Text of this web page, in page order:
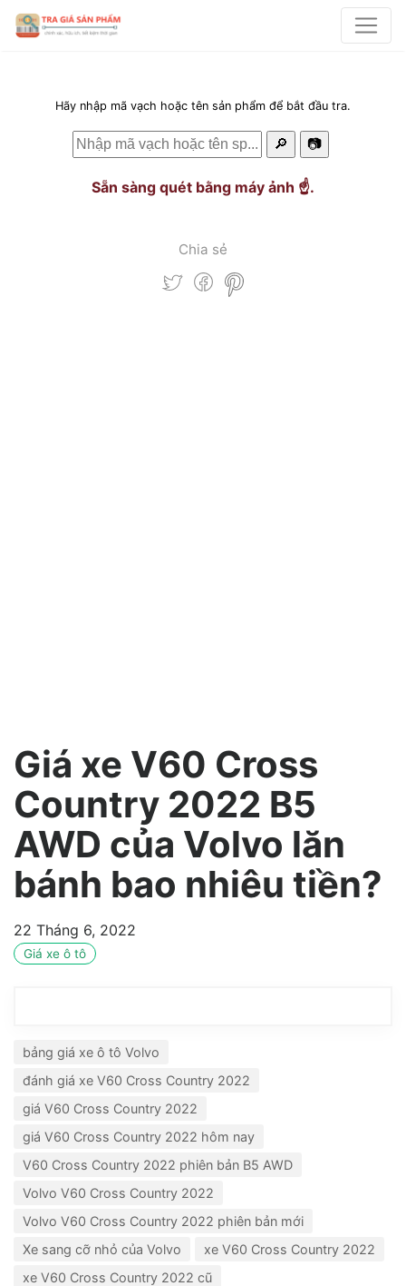
Hãy nhập mã vạch hoặc tên sản phẩm để bắt đầu tra.
🔎 📷
Sẵn sàng quét bằng máy ảnh ☝️.
Chia sẻ
Giá xe V60 Cross
Country 2022 B5
AWD của Volvo lăn
bánh bao nhiêu tiền?
22 Tháng 6, 2022
Giá xe ô tô
bảng giá xe ô tô Volvo
đánh giá xe V60 Cross Country 2022
giá V60 Cross Country 2022
giá V60 Cross Country 2022 hôm nay
V60 Cross Country 2022 phiên bản B5 AWD
Volvo V60 Cross Country 2022
Volvo V60 Cross Country 2022 phiên bản mới
Xe sang cỡ nhỏ của Volvo
xe V60 Cross Country 2022
xe V60 Cross Country 2022 cũ